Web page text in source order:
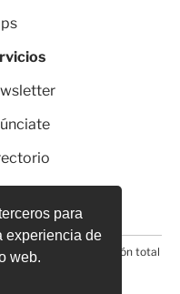
para
experiencia de
web.
la reproducción total
medio electrónico*